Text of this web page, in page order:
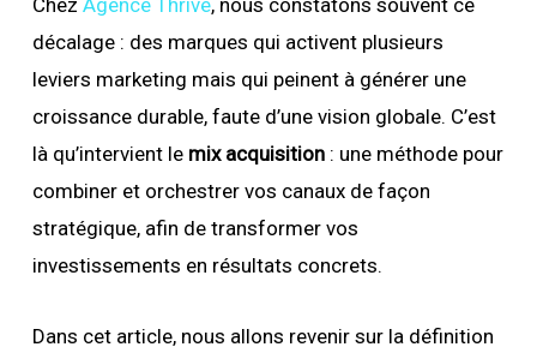
Chez Agence Thrive, nous constatons souvent ce
décalage : des marques qui activent plusieurs
leviers marketing mais qui peinent à générer une
croissance durable, faute d’une vision globale. C’est
là qu’intervient le mix acquisition: une méthode pour
combiner et orchestrer vos canaux de façon
stratégique, afin de transformer vos
investissements en résultats concrets.
Dans cet article, nous allons revenir sur la définition